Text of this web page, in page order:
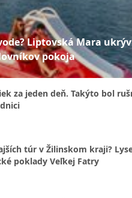
Liptovská Mara
pokoja
za jeden deň. Takýto bol
túr v Žilinskom kraji?
poklady Veľkej Fatry